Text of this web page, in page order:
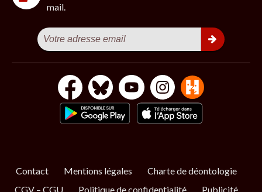
mail.
Contact Mentions légales
Charte de déontologie
CGV – CGU
Politique de confidentialité Publicité